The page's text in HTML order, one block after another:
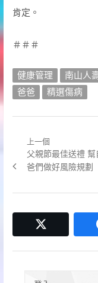
肯定。
＃＃＃
健康管理 南山人
爸爸
精選傷病
章
導
覽
上一個
Previous
post:
父親節最佳送禮 幫
爸們做好風險規劃